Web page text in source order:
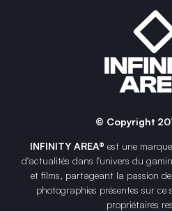
© Copyright
INFINITY AREA® est une
d'actualités dans l'univers du
et films, partageant la passion
photographies présentes sur
propriétaires